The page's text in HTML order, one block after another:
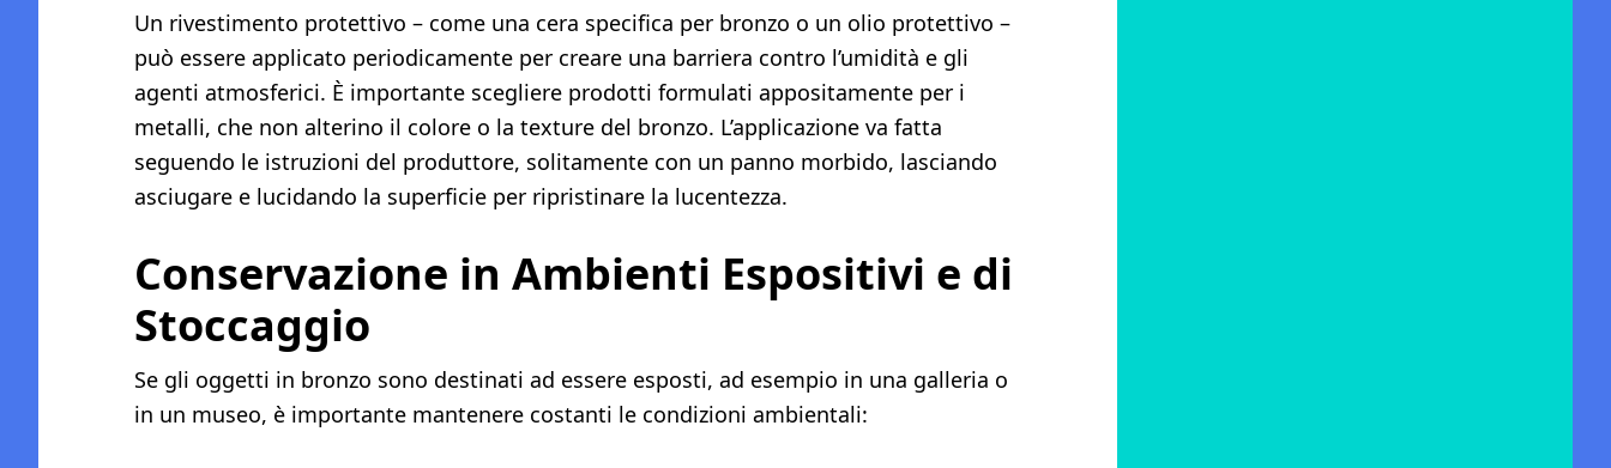
Un rivestimento protettivo – come una cera specifica per bronzo o un olio protettivo –
può essere applicato periodicamente per creare una barriera contro l’umidità e gli
agenti atmosferici. È importante scegliere prodotti formulati appositamente per i
metalli, che non alterino il colore o la texture del bronzo. L’applicazione va fatta
seguendo le istruzioni del produttore, solitamente con un panno morbido, lasciando
asciugare e lucidando la superficie per ripristinare la lucentezza.
Conservazione in Ambienti Espositivi e di
Stoccaggio
Se gli oggetti in bronzo sono destinati ad essere esposti, ad esempio in una galleria o
in un museo, è importante mantenere costanti le condizioni ambientali: